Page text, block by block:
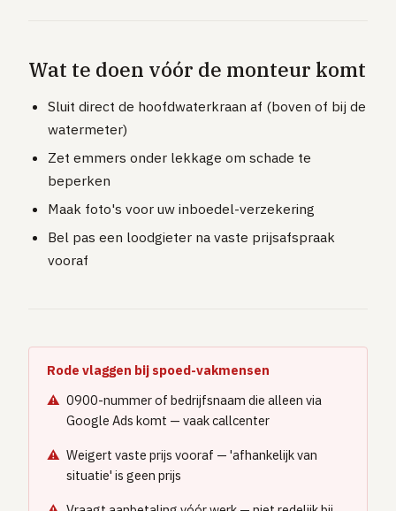
Wat te doen vóór de monteur komt
Sluit direct de hoofdwaterkraan af (boven of bij de
watermeter)
Zet emmers onder lekkage om schade te
beperken
Maak foto's voor uw inboedel-verzekering
Bel pas een loodgieter na vaste prijsafspraak
vooraf
Rode vlaggen bij spoed-vakmensen
0900-nummer of bedrijfsnaam die alleen via
Google Ads komt — vaak callcenter
Weigert vaste prijs vooraf — 'afhankelijk van
situatie' is geen prijs